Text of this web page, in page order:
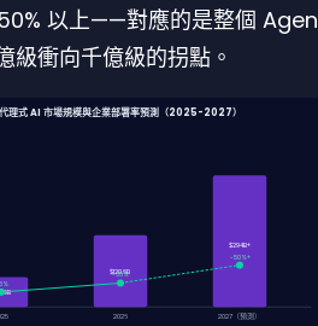
以上——對應的是整個
級衝向千億級的拐點。
代理式 AI 市場規模與企業部署率預測（2025-2027）
2026 2027（預測）
$120.6B
$294B+
~35%
~50%+